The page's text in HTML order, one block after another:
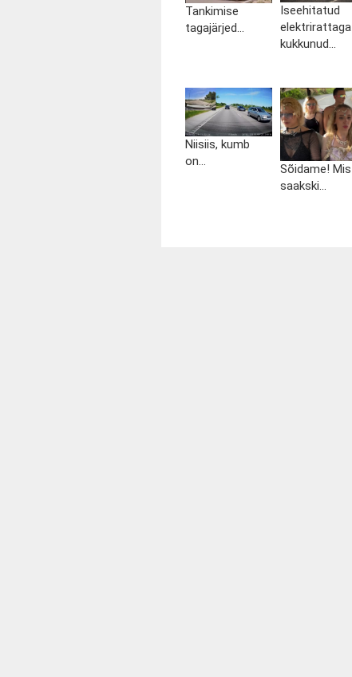
Tankimise
tagajärjed...
Iseehitatud
elektrirattaga
kukkunud...
Niisiis, kumb
on...
Sõidame! Mis
saakski...